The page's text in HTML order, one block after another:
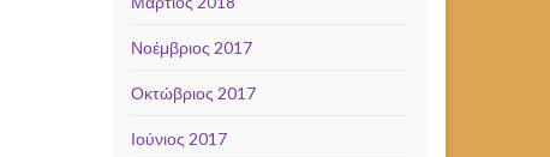
Νοέμβριος 2017
Οκτώβριος 2017
Ιούνιος 2017